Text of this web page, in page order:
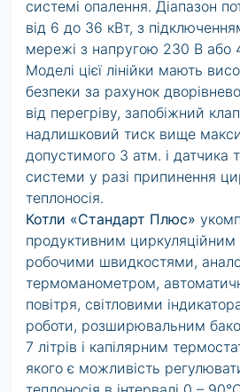
системі опалення. Діапазон
від 6 до 36 кВт, з
мережі з напругою 230 В або
Моделі цієї лінійки мають
безпеки за рахунок
від перегріву, запобіжний
надлишковий тиск вище
допустимого 3 атм. і датчика
системи у разі припинення
теплоносія.
Котли «Стандарт Плюс»
продуктивним
робочими швидкостями,
термоманометром,
повітря, світловими
роботи, розширювальним
7 літрів і капілярним
якого є можливість